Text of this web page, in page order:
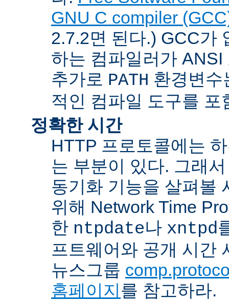
GNU C compiler
2.7.2면 된다.) GCC가
하는 컴파일러가
추가로 PATH 환경변
적인 컴파일 도구를 포
정확한 시간
HTTP 프로토콜에는
는 부분이 있다. 그래
동기화 기능을 살펴볼
위해 Network Time
한 ntpdate나 xntpd
프트웨어와 공개 시간
뉴스그룹
홈페이지를 참고하라.